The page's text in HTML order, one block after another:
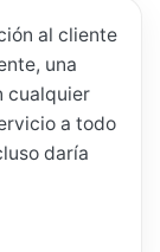
al cliente
una
cualquier
a todo
daría